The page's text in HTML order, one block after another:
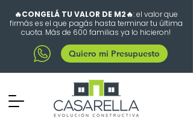
🔥CONGELÁ TU VALOR DE M2🔥: el valor que
firmás es el que pagás hasta terminar tu última
cuota. Más de 600 familias ya lo hicieron!
Quiero mi Presupuesto